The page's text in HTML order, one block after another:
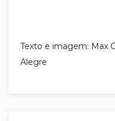
Texto e imagem: Max
Alegre